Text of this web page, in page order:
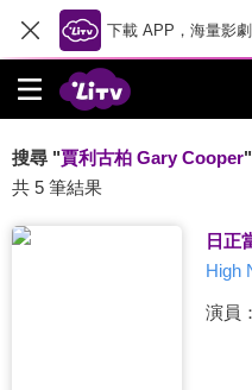
下載 APP，海量影
搜尋 "賈利古柏 Gary Cooper"
共 5 筆結果
日正
High
演員：